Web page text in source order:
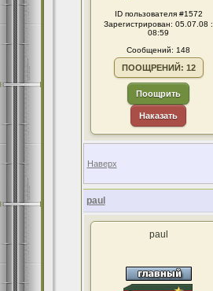
ID пользователя #1572
Зарегистрирован: 05.07.08 :
08:59
Сообщений: 148
ПООЩРЕНИЙ: 12
Поощрить
Наказать
Наверх
paul
paul